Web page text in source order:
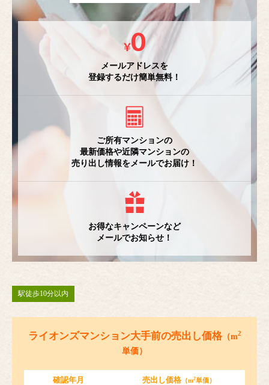
メールアドレスを
登録するだけ簡単無料！
ご所有マンションの
最新価格や近隣マンションの
売り出し情報をメールでお届け！
お得なキャンペーンなど
メールでお知らせ！
駅徒歩10分以内
ライオンズマンション大手前の売出し価格（m2
単価）
確認年月 売出し価格（m2単価）